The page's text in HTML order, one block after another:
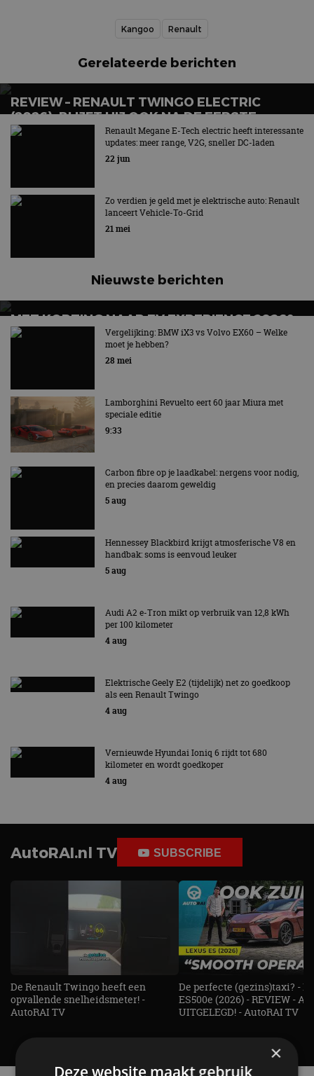
Kangoo Renault
Gerelateerde berichten
REVIEW – RENAULT TWINGO ELECTRIC
(2026): BLIJFT HIJ OOK NA DE EERSTE
GLIMLACH LEUK?Renault Megane E-Tech electric heeft interessante
updates: meer range, V2G, sneller DC-laden
22 jun
Zo verdien je geld met je elektrische auto: Renault
lanceert Vehicle-To-Grid
21 mei
Nieuwste berichten
MET KORTING NAAR EV EXPERIENCE 2026?
AUTORAI REGELT HET!
EV Experience 2026 van 24 tot 26 september
Vergelijking: BMW iX3 vs Volvo EX60 – Welke
moet je hebben?
28 mei
Lamborghini Revuelto eert 60 jaar Miura met
speciale editie
9:33
Carbon fibre op je laadkabel: nergens voor nodig,
en precies daarom geweldig
5 aug
Hennessey Blackbird krijgt atmosferische V8 en
handbak: soms is eenvoud leuker
5 aug
Audi A2 e-Tron mikt op verbruik van 12,8 kWh
per 100 kilometer
4 aug
Elektrische Geely E2 (tijdelijk) net zo goedkoop
als een Renault Twingo
4 aug
Vernieuwde Hyundai Ioniq 6 rijdt tot 680
kilometer en wordt goedkoper
4 aug
AutoRAI.nl TV SUBSCRIBE
De Renault Twingo heeft een
opvallende snelheidsmeter! -
AutoRAI TV
De perfecte (gezins)taxi? -
ES500e (2026) - REVIEW -
UITGELEGD! - AutoRAI TV
×
Deze website maakt gebruik